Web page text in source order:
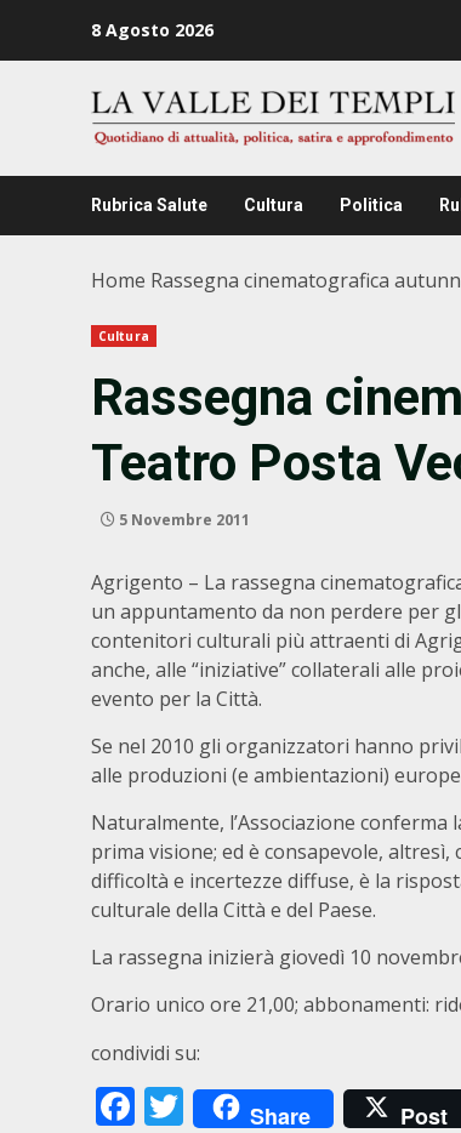
8 Agosto 2026
Rubrica Salute Cultura Politica
Home Rassegna cinematografica
Cultura
Rassegna
Teatro Posta
5 Novembre 2011
Agrigento – La rassegna
un appuntamento da non perdere per
contenitori culturali più attraenti di
anche, alle “iniziative” collaterali alle
evento per la Città.
Se nel 2010 gli organizzatori hanno
alle produzioni (e ambientazioni)
Naturalmente, l’Associazione conferma
prima visione; ed è consapevole,
difficoltà e incertezze diffuse, è la
culturale della Città e del Paese.
La rassegna inizierà giovedì 10
Orario unico ore 21,00; abbonamenti:
condividi su:
Facebook
Twitter
Share Post